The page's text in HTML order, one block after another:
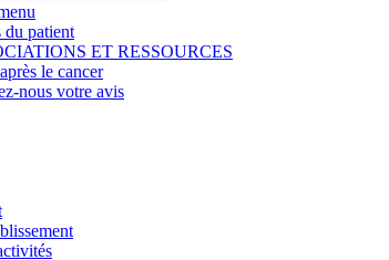
du patient
ET RESSOURCES
le cancer
nous votre avis